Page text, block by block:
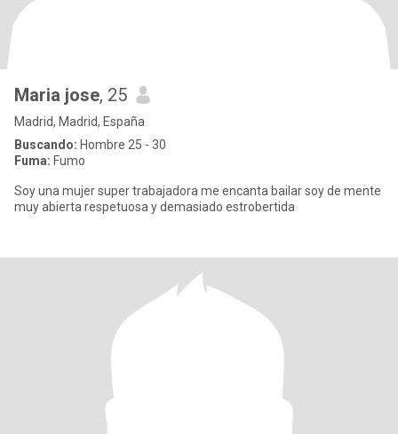
Maria jose, 25
Madrid, Madrid, España
Buscando: Hombre 25 - 30
Fuma: Fumo
Soy una mujer super trabajadora me encanta bailar soy de mente
muy abierta respetuosa y demasiado estrobertida